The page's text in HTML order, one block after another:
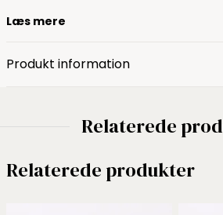
Læs mere
Produkt information
Relaterede
Relaterede produkter